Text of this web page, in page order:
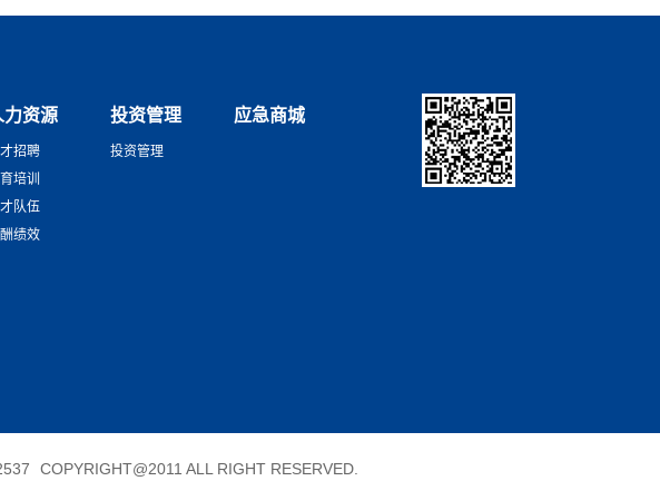
力资源
招聘
培训
队伍
绩效
投资管理
投资管理
应急商城
COPYRIGHT@2011 ALL RIGHT RESERVED.